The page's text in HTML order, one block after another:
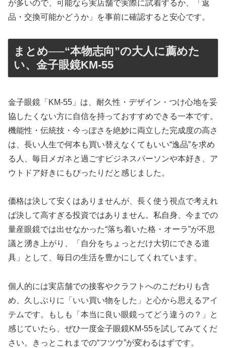
が多いので、可能なら実店舗で実際に試着するか、「返
品・交換可能かどうか」を事前に確認すると安心です。
まとめ──“本物志向”の大人に薦めた
い、金子眼鏡KM-55
金子眼鏡「KM-55」は、耐久性・デザイン・つけ心地を妥
協したくない方に自信を持っておすすめできる一本です。
機能性・伝統技・今っぽさを絶妙に両立した完成度の高さ
は、長い人生で何本も買い替えなくてもいい“逸品”を求め
る人、毎日メガネと過ごすビジネスパーソンや本好き、ア
ウトドア好きにもぴったりだと感じました。
価格は決して安くはありませんが、長く使う視点で考えれ
ば決して高すぎる投資ではありません。私自身、今までの
量産眼鏡では出せなかった“落ち着いた格・オーラ”が不思
議と湧き上がり、「自分をちょっとだけ大切にできる道
具」として、毎日の生活を豊かにしてくれています。
個人的には実店舗での接客やクラフトへのこだわりも含
め、久しぶりに「いい買い物をした」と心から思えるアイ
テムです。もしも「本当に良い眼鏡ってどう違うの？」と
感じていたら、ぜひ一度金子眼鏡KM-55を試してみてくだ
さい。きっとこれまでの“フツウ”が変わるはずです。